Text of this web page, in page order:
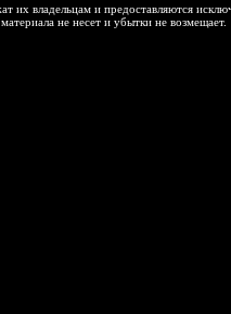
их владельцам и предоставляются
не несет и убытки не возмещает.